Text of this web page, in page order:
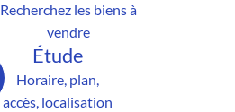
Recherchez les biens à
vendre
Étude
Horaire, plan,
accès, localisation